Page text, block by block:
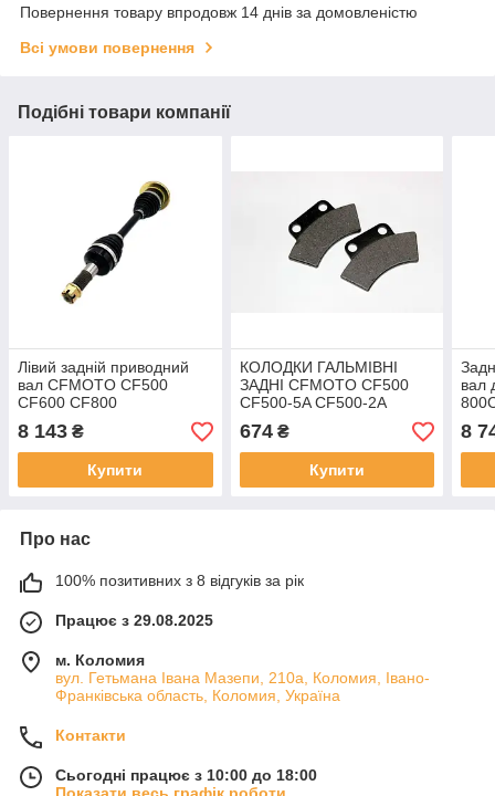
Повернення товару впродовж 14 днів за домовленістю
Всі умови повернення
Подібні товари компанії
Лівий задній приводний
вал CFMOTO CF500
CF600 CF800
8 143 ₴
Купити
КОЛОДКИ ГАЛЬМІВНІ
ЗАДНІ CFMOTO CF500
CF500-5A CF500-2A
674₴
Купити
вал
8
Про нас
100% позитивних з 8 відгуків за рік
Працює з 29.08.2025
м. Коломия
вул. Гетьмана Івана Мазепи, 210а, Коломия, Івано-
Франківська область, Коломия, Україна
Контакти
Сьогодні працює з 10:00 до 18:00